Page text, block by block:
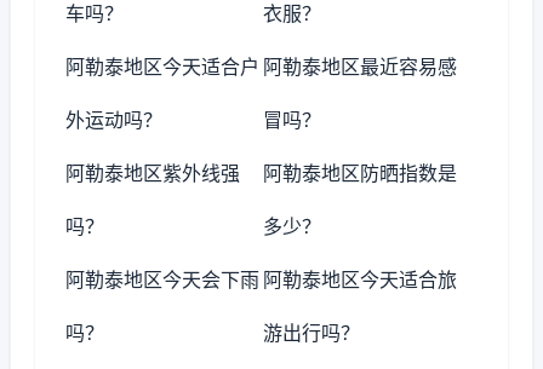
车吗？ 衣服？
阿勒泰地区今天适合户
外运动吗？
阿勒泰地区最近容易感
冒吗？
阿勒泰地区紫外线强
吗？
阿勒泰地区防晒指数是
多少？
阿勒泰地区今天会下雨
吗？
阿勒泰地区今天适合旅
游出行吗？